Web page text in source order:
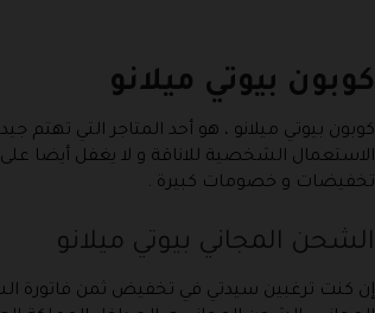
كوبون بيوتي ميلانو
كوبون بيوتي ميلانو ، هو أحد المتاجر التي تهتم
الاستعمال الشخصية للاناقة و لا يغفل أيضا
تخفيضات و خصومات كبيرة .
الشحن المجاني بيوتي ميلانو
إن كنت ترغبين سيدتي في تخفيض ثمن فاتورة